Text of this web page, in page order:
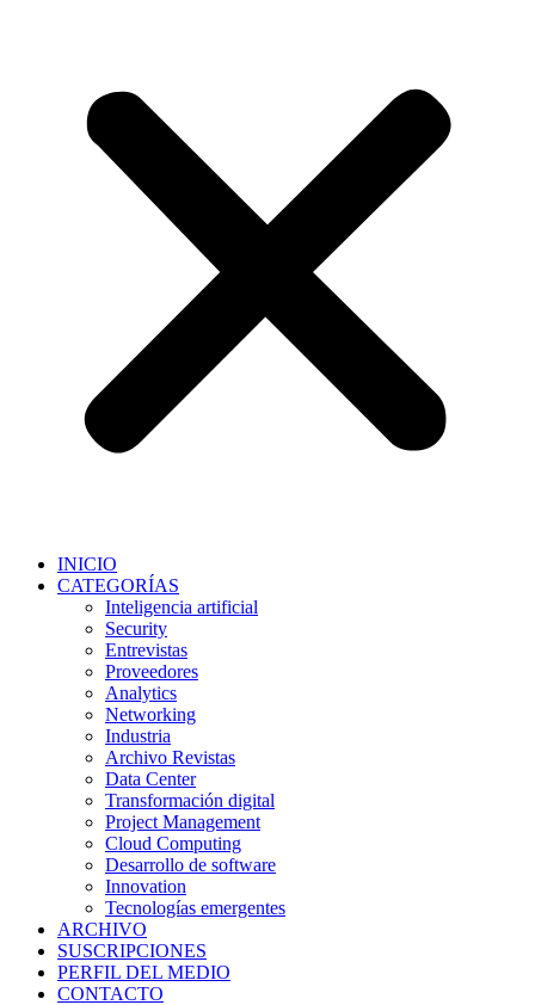
INICIO
CATEGORÍAS
Inteligencia artificial
Security
Entrevistas
Proveedores
Analytics
Networking
Industria
Archivo Revistas
Data Center
Transformación digital
Project Management
Cloud Computing
Desarrollo de software
Innovation
Tecnologías emergentes
ARCHIVO
SUSCRIPCIONES
PERFIL DEL MEDIO
CONTACTO